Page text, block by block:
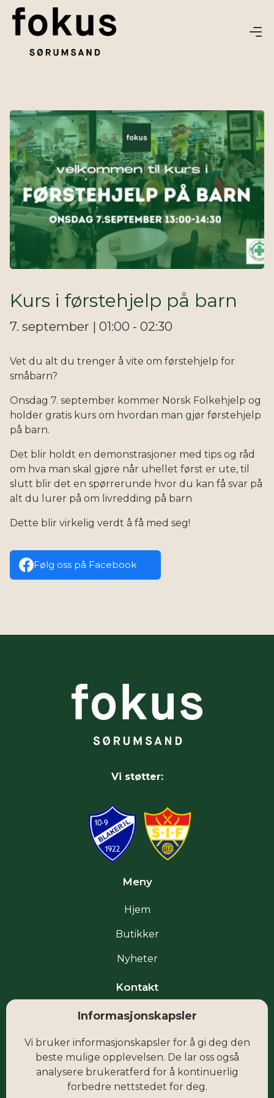
Informasjonskapsler
Vi bruker informasjonskapsler for å gi deg den
beste mulige opplevelsen. De lar oss også
analysere brukeratferd for å kontinuerlig
forbedre nettstedet for deg.
Kurs i førstehjelp på barn
7. september | 01:00 - 02:30
Vet du alt du trenger å vite om førstehjelp for
småbarn?
Onsdag 7. september kommer Norsk Folkehjelp og
holder gratis kurs om hvordan man gjør førstehjelp
på barn.
Det blir holdt en demonstrasjoner med tips og råd
om hva man skal gjøre når uhellet først er ute, til
slutt blir det en spørrerunde hvor du kan få svar på
alt du lurer på om livredding på barn
Dette blir virkelig verdt å få med seg!
Følg oss på Facebook
Vi støtter:
Meny
Hjem
Butikker
Nyheter
Kontakt
Facebook
Instagram
post@fokus-butikksenter.no